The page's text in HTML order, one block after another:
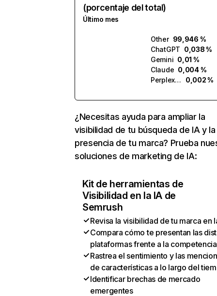
(porcentaje del total)
Último mes
Other 99,946 %
ChatGPT 0,038 %
Gemini 0,01 %
Claude 0,004 %
Perplexity
0,002 %
¿Necesitas ayuda para ampliar la
visibilidad de tu búsqueda de IA y la
presencia de tu marca? Prueba
soluciones de marketing de IA:
Kit de herramientas de
Visibilidad en la IA de
Semrush
Revisa la visibilidad de tu marca en
Compara cómo te presentan las
plataformas frente a la competencia
Rastrea el sentimiento y las
de características a lo largo del
Identificar brechas de mercado
emergentes